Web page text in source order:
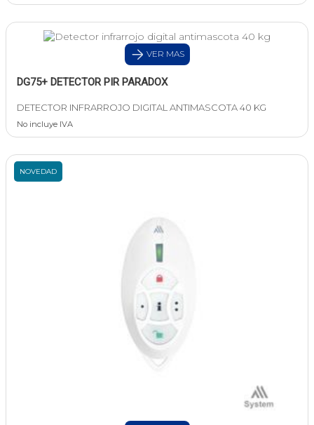
VER MAS
DG75+ DETECTOR PIR PARADOX
DETECTOR INFRARROJO DIGITAL ANTIMASCOTA 40 KG
No incluye IVA
NOVEDAD